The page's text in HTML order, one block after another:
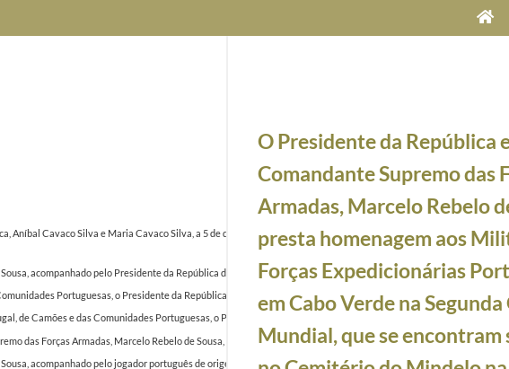
Aníbal Cavaco Silva e Maria Cavaco Silva, a 5 de dezembro de 20122012-12-05/2012-12-05
acompanhado pelo Presidente da República de Cabo Verde, Jorge Carlos Fonseca, chega, ao Aeroporto
Portuguesas, o Presidente da República, Marcelo Rebelo de Sousa, inaugura, na Cidade da Praia, o
de Camões e das Comunidades Portuguesas, o Presidente da República Marcelo Rebelo de Sousa,
das Forças Armadas, Marcelo Rebelo de Sousa, participa, juntamente com o Presidente da República de Cabo
acompanhado pelo jogador português de origem cabo-verdiana Eliseu Pereira dos Santos da Seleção
O Presidente da República
Comandante Supremo das
Armadas, Marcelo Rebelo
presta homenagem aos
Forças Expedicionárias
em Cabo Verde na
Mundial, que se encontram